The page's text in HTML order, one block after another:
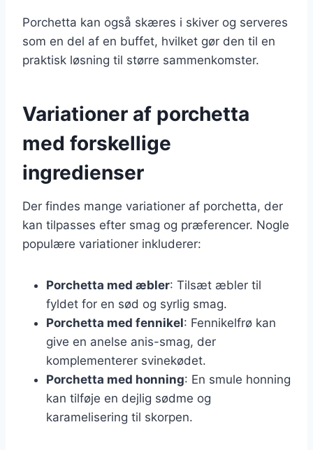
Porchetta kan også skæres i skiver og serveres
som en del af en buffet, hvilket gør den til en
praktisk løsning til større sammenkomster.
Variationer af porchetta
med forskellige
ingredienser
Der findes mange variationer af porchetta, der
kan tilpasses efter smag og præferencer. Nogle
populære variationer inkluderer:
Porchetta med æbler: Tilsæt æbler til
fyldet for en sød og syrlig smag.
Porchetta med fennikel: Fennikelfrø kan
give en anelse anis-smag, der
komplementerer svinekødet.
Porchetta med honning: En smule honning
kan tilføje en dejlig sødme og
karamelisering til skorpen.